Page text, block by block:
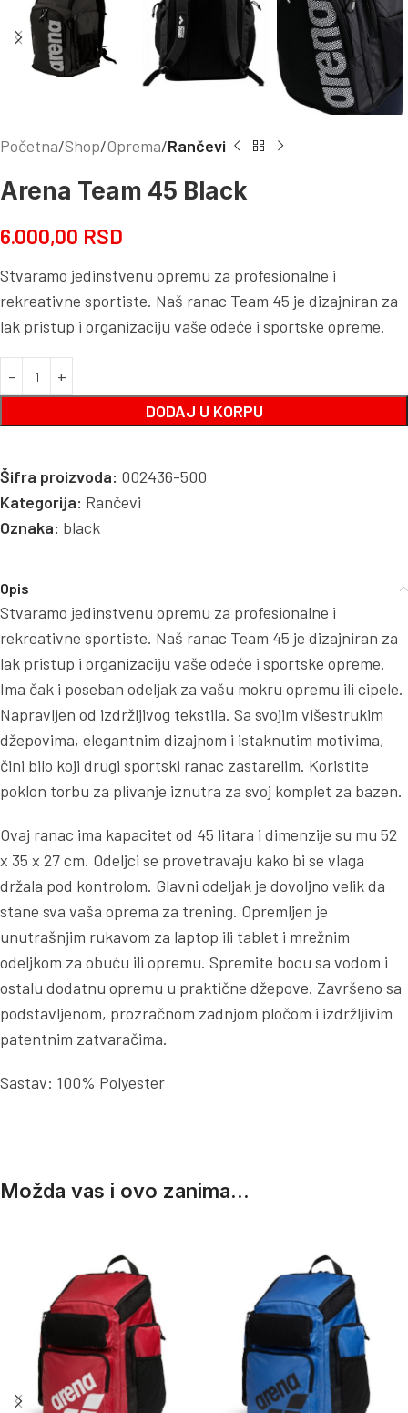
Početna Shop Oprema Rančevi
Arena Team 45 Black
6.000,00 RSD
Stvaramo jedinstvenu opremu za profesionalne i
rekreativne sportiste. Naš ranac Team 45 je dizajniran za
lak pristup i organizaciju vaše odeće i sportske opreme.
DODAJ U KORPU
Šifra proizvoda: 002436-500
Kategorija: Rančevi
Oznaka: black
Opis
Stvaramo jedinstvenu opremu za profesionalne i
rekreativne sportiste. Naš ranac Team 45 je dizajniran za
lak pristup i organizaciju vaše odeće i sportske opreme.
Ima čak i poseban odeljak za vašu mokru opremu ili cipele.
Napravljen od izdržljivog tekstila. Sa svojim višestrukim
džepovima, elegantnim dizajnom i istaknutim motivima,
čini bilo koji drugi sportski ranac zastarelim. Koristite
poklon torbu za plivanje iznutra za svoj komplet za bazen.
Ovaj ranac ima kapacitet od 45 litara i dimenzije su mu 52
x 35 x 27 cm. Odeljci se provetravaju kako bi se vlaga
držala pod kontrolom. Glavni odeljak je dovoljno velik da
stane sva vaša oprema za trening. Opremljen je
unutrašnjim rukavom za laptop ili tablet i mrežnim
odeljkom za obuću ili opremu. Spremite bocu sa vodom i
ostalu dodatnu opremu u praktične džepove. Završeno sa
podstavljenom, prozračnom zadnjom pločom i izdržljivim
patentnim zatvaračima.
Sastav: 100% Polyester
Možda vas i ovo zanima...